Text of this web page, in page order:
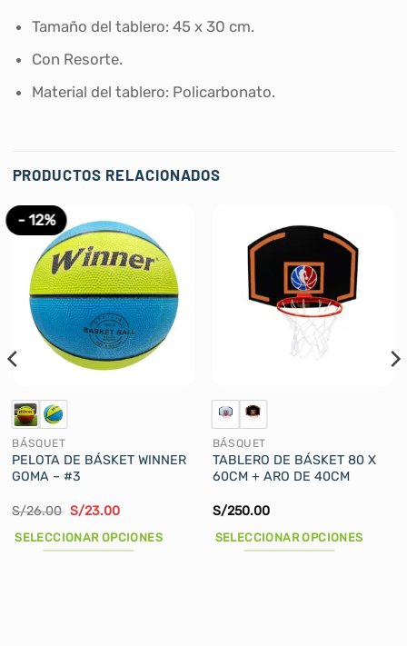
Tamaño del tablero: 45 x 30 cm.
Con Resorte.
Material del tablero: Policarbonato.
PRODUCTOS RELACIONADOS
- 12%
BÁSQUET
PELOTA DE BÁSKET WINNER
GOMA – #3
S/26.00 El
original
era:
S/23.00El
actual
es:
SELECCIONAR OPCIONES
BÁSQUET
TABLERO DE BÁSKET 80 X
60CM + ARO DE 40CM
S/250.00
SELECCIONAR OPCIONES